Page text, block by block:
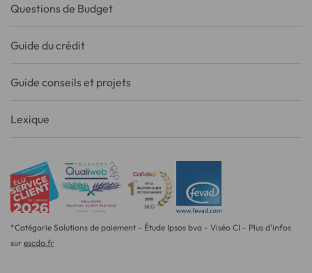
Questions de Budget
Guide du crédit
Guide conseils et projets
Lexique
*Catégorie Solutions de paiement - Étude Ipsos bva - Viséo CI - Plus d'infos
sur escda.fr